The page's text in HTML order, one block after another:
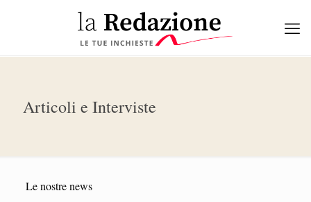
Articoli e Interviste
Le nostre news